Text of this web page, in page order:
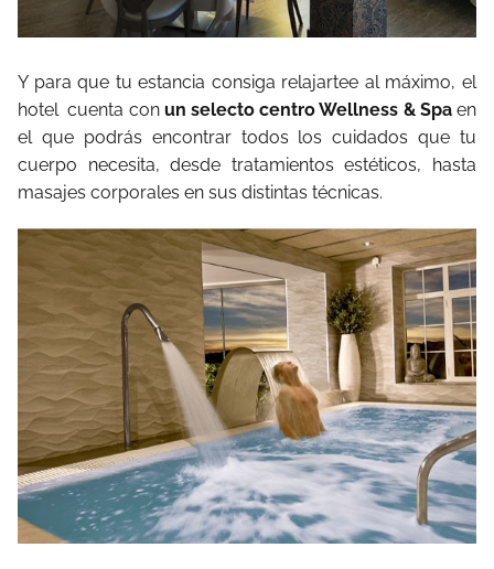
Y para que tu estancia consiga relajartee al máximo, el
hotel cuenta con un selecto centro Wellness & Spaen
el que podrás encontrar todos los cuidados que tu
cuerpo necesita, desde tratamientos estéticos, hasta
masajes corporales en sus distintas técnicas.